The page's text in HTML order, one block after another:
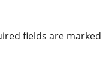
fields are marked